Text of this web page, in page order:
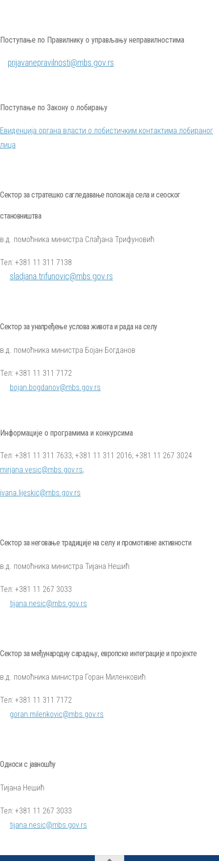
Поступање по Правилнику о управљању неправилностима
prijavanepravilnosti@mbs.gov.rs
Поступање по Закону о лобирању
Евиденција органа власти о лобистичким контактима лобираног
лица
Сектор за стратешко сагледавање положаја села и сеоског
становништва
в.д. помоћника министра Слађана Трифуновић
Тел: +381 11 311 7138
sladjana.trifunovic@mbs.gov.rs
Сектор за унапређење услова живота и рада на селу
в.д. помоћника министра Бојан Богданов
Тел: +381 11 311 7172
bojan.bogdanov@mbs.gov.rs
Информације о програмима и конкурсима
Тел: +381 11 311 7633; +381 11 311 2016; +381 11 267 3024
mirjana.vesic@mbs.gov.rs,
ivana.lijeskic@mbs.gov.rs
Сектор за неговање традиције на селу и промотивне активности
в.д. помоћника министра Тијана Нешић
Тел: +381 11 267 3033
tijana.nesic@mbs.gov.rs
Сектор за међународну сарадњу, европске интеграције и пројекте
в.д. помоћника министра Горан Миленковић
Тел: +381 11 311 7172
goran.milenkovic@mbs.gov.rs
Односи с јавношћу
Тијана Нешић
Тел: +381 11 267 3033
tijana.nesic@mbs.gov.rs